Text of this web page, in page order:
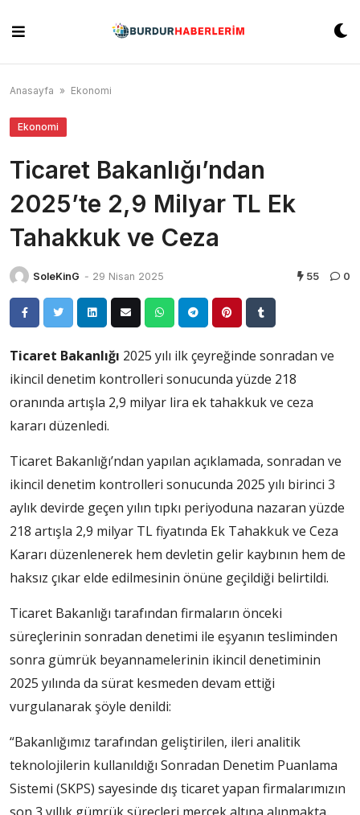
content
Anasayfa » Ekonomi
Ekonomi
Ticaret Bakanlığı’ndan
2025’te 2,9 Milyar TL Ek
Tahakkuk ve Ceza
SoleKinG - 29 Nisan 2025 55 0
Ticaret Bakanlığı 2025 yılı ilk çeyreğinde sonradan ve
ikincil denetim kontrolleri sonucunda yüzde 218
oranında artışla 2,9 milyar lira ek tahakkuk ve ceza
kararı düzenledi.
Ticaret Bakanlığı’ndan yapılan açıklamada, sonradan ve
ikincil denetim kontrolleri sonucunda 2025 yılı birinci 3
aylık devirde geçen yılın tıpkı periyoduna nazaran yüzde
218 artışla 2,9 milyar TL fiyatında Ek Tahakkuk ve Ceza
Kararı düzenlenerek hem devletin gelir kaybının hem de
haksız çıkar elde edilmesinin önüne geçildiği belirtildi.
Ticaret Bakanlığı tarafından firmaların önceki
süreçlerinin sonradan denetimi ile eşyanın tesliminden
sonra gümrük beyannamelerinin ikincil denetiminin
2025 yılında da sürat kesmeden devam ettiği
vurgulanarak şöyle denildi:
“Bakanlığımız tarafından geliştirilen, ileri analitik
teknolojilerin kullanıldığı Sonradan Denetim Puanlama
Sistemi (SKPS) sayesinde dış ticaret yapan firmalarımızın